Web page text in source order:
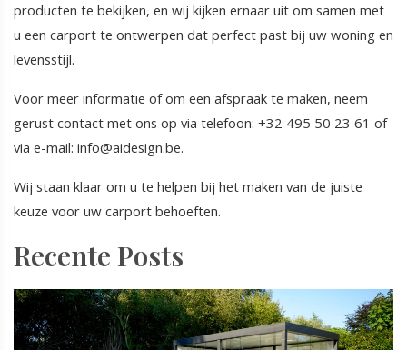
producten te bekijken, en wij kijken ernaar uit om samen met
u een carport te ontwerpen dat perfect past bij uw woning en
levensstijl.
Voor meer informatie of om een afspraak te maken, neem
gerust contact met ons op via telefoon: +32 495 50 23 61 of
via e-mail: info@aidesign.be.
Wij staan klaar om u te helpen bij het maken van de juiste
keuze voor uw carport behoeften.
Recente Posts